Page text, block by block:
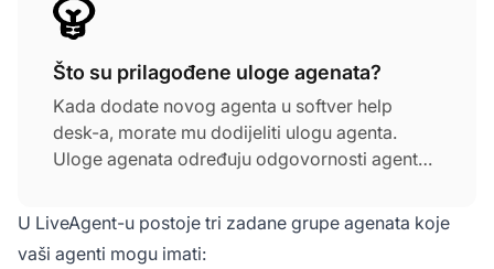
Što su prilagođene uloge agenata?
Kada dodate novog agenta u softver help
desk-a, morate mu dodijeliti ulogu agenta.
Uloge agenata određuju odgovornosti agenta,
U LiveAgent-u postoje tri zadane grupe agenata koje
vaši agenti mogu imati: